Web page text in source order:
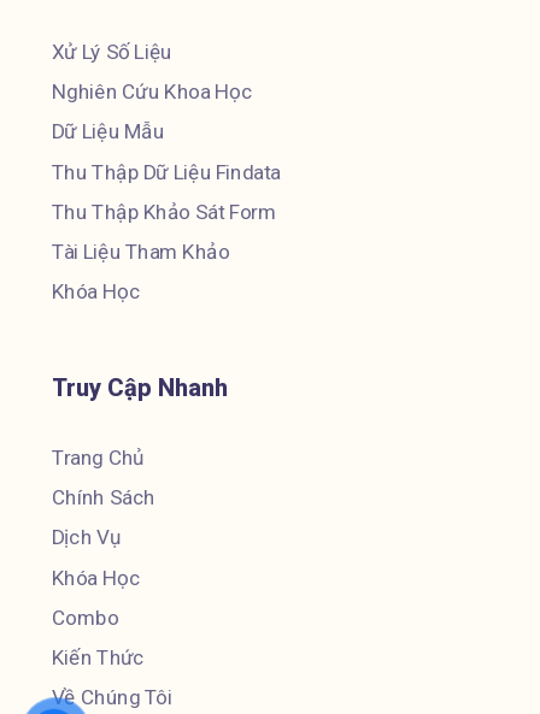
Xử Lý Số Liệu
Nghiên Cứu Khoa Học
Dữ Liệu Mẫu
Thu Thập Dữ Liệu Findata
Thu Thập Khảo Sát Form
Tài Liệu Tham Khảo
Khóa Học
Truy Cập Nhanh
Trang Chủ
Chính Sách
Dịch Vụ
Khóa Học
Combo
Kiến Thức
Về Chúng Tôi